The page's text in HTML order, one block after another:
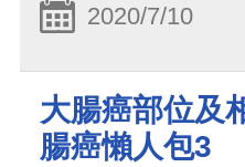
2020/7/10
大腸癌部位及
腸癌懶人包3